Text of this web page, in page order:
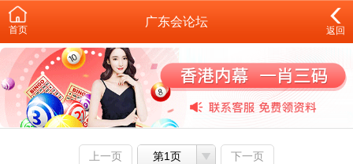
首页
广东会论坛
返回
上一页 第1页 下一页